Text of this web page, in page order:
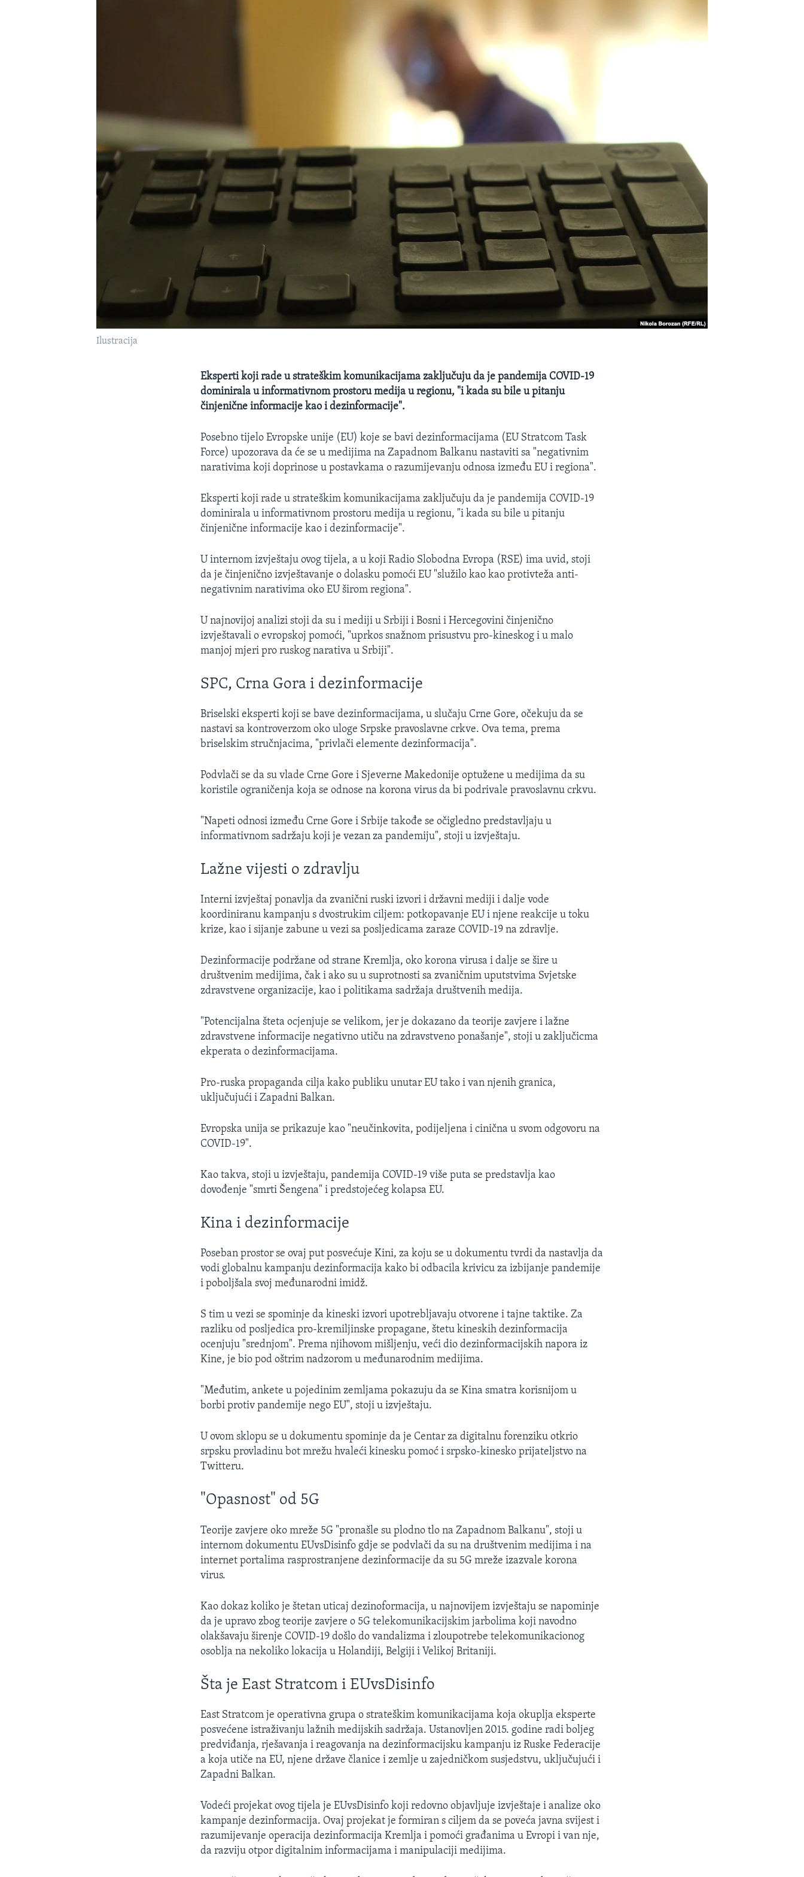
Ilustracija
Eksperti koji rade u strateškim komunikacijama zaključuju da je pandemija COVID-19
dominirala u informativnom prostoru medija u regionu, "i kada su bile u pitanju
činjenične informacije kao i dezinformacije".
Posebno tijelo Evropske unije (EU) koje se bavi dezinformacijama (EU Stratcom Task
Force) upozorava da će se u medijima na Zapadnom Balkanu nastaviti sa "negativnim
narativima koji doprinose u postavkama o razumijevanju odnosa između EU i regiona".
Eksperti koji rade u strateškim komunikacijama zaključuju da je pandemija COVID-19
dominirala u informativnom prostoru medija u regionu, "i kada su bile u pitanju
činjenične informacije kao i dezinformacije".
U internom izvještaju ovog tijela, a u koji Radio Slobodna Evropa (RSE) ima uvid, stoji
da je činjenično izvještavanje o dolasku pomoći EU "služilo kao kao protivteža anti-
negativnim narativima oko EU širom regiona".
U najnovijoj analizi stoji da su i mediji u Srbiji i Bosni i Hercegovini činjenično
izvještavali o evropskoj pomoći, "uprkos snažnom prisustvu pro-kineskog i u malo
manjoj mjeri pro ruskog narativa u Srbiji".
SPC, Crna Gora i dezinformacije
Briselski eksperti koji se bave dezinformacijama, u slučaju Crne Gore, očekuju da se
nastavi sa kontroverzom oko uloge Srpske pravoslavne crkve. Ova tema, prema
briselskim stručnjacima, "privlači elemente dezinformacija".
Podvlači se da su vlade Crne Gore i Sjeverne Makedonije optužene u medijima da su
koristile ograničenja koja se odnose na korona virus da bi podrivale pravoslavnu crkvu.
"Napeti odnosi između Crne Gore i Srbije takođe se očigledno predstavljaju u
informativnom sadržaju koji je vezan za pandemiju", stoji u izvještaju.
Lažne vijesti o zdravlju
Interni izvještaj ponavlja da zvanični ruski izvori i državni mediji i dalje vode
koordiniranu kampanju s dvostrukim ciljem: potkopavanje EU i njene reakcije u toku
krize, kao i sijanje zabune u vezi sa posljedicama zaraze COVID-19 na zdravlje.
Dezinformacije podržane od strane Kremlja, oko korona virusa i dalje se šire u
društvenim medijima, čak i ako su u suprotnosti sa zvaničnim uputstvima Svjetske
zdravstvene organizacije, kao i politikama sadržaja društvenih medija.
"Potencijalna šteta ocjenjuje se velikom, jer je dokazano da teorije zavjere i lažne
zdravstvene informacije negativno utiču na zdravstveno ponašanje", stoji u zaključicma
ekperata o dezinformacijama.
Pro-ruska propaganda cilja kako publiku unutar EU tako i van njenih granica,
uključujući i Zapadni Balkan.
Evropska unija se prikazuje kao "neučinkovita, podijeljena i cinična u svom odgovoru na
COVID-19".
Kao takva, stoji u izvještaju, pandemija COVID-19 više puta se predstavlja kao
dovođenje "smrti Šengena" i predstojećeg kolapsa EU.
Kina i dezinformacije
Poseban prostor se ovaj put posvećuje Kini, za koju se u dokumentu tvrdi da nastavlja da
vodi globalnu kampanju dezinformacija kako bi odbacila krivicu za izbijanje pandemije
i poboljšala svoj međunarodni imidž.
S tim u vezi se spominje da kineski izvori upotrebljavaju otvorene i tajne taktike. Za
razliku od posljedica pro-kremiljinske propagane, štetu kineskih dezinformacija
ocenjuju "srednjom". Prema njihovom mišljenju, veći dio dezinformacijskih napora iz
Kine, je bio pod oštrim nadzorom u međunarodnim medijima.
"Međutim, ankete u pojedinim zemljama pokazuju da se Kina smatra korisnijom u
borbi protiv pandemije nego EU", stoji u izvještaju.
U ovom sklopu se u dokumentu spominje da je Centar za digitalnu forenziku otkrio
srpsku provladinu bot mrežu hvaleći kinesku pomoć i srpsko-kinesko prijateljstvo na
Twitteru.
"Opasnost" od 5G
Teorije zavjere oko mreže 5G "pronašle su plodno tlo na Zapadnom Balkanu", stoji u
internom dokumentu EUvsDisinfo gdje se podvlači da su na društvenim medijima i na
internet portalima rasprostranjene dezinformacije da su 5G mreže izazvale korona
virus.
Kao dokaz koliko je štetan uticaj dezinoformacija, u najnovijem izvještaju se napominje
da je upravo zbog teorije zavjere o 5G telekomunikacijskim jarbolima koji navodno
olakšavaju širenje COVID-19 došlo do vandalizma i zloupotrebe telekomunikacionog
osoblja na nekoliko lokacija u Holandiji, Belgiji i Velikoj Britaniji.
Šta je East Stratcom i EUvsDisinfo
East Stratcom je operativna grupa o strateškim komunikacijama koja okuplja eksperte
posvećene istraživanju lažnih medijskih sadržaja. Ustanovljen 2015. godine radi boljeg
predviđanja, rješavanja i reagovanja na dezinformacijsku kampanju iz Ruske Federacije
a koja utiče na EU, njene države članice i zemlje u zajedničkom susjedstvu, uključujući i
Zapadni Balkan.
Vodeći projekat ovog tijela je EUvsDisinfo koji redovno objavljuje izvještaje i analize oko
kampanje dezinformacija. Ovaj projekat je formiran s ciljem da se poveća javna svijest i
razumijevanje operacija dezinformacija Kremlja i pomoći građanima u Evropi i van nje,
da razviju otpor digitalnim informacijama i manipulaciji medijima.